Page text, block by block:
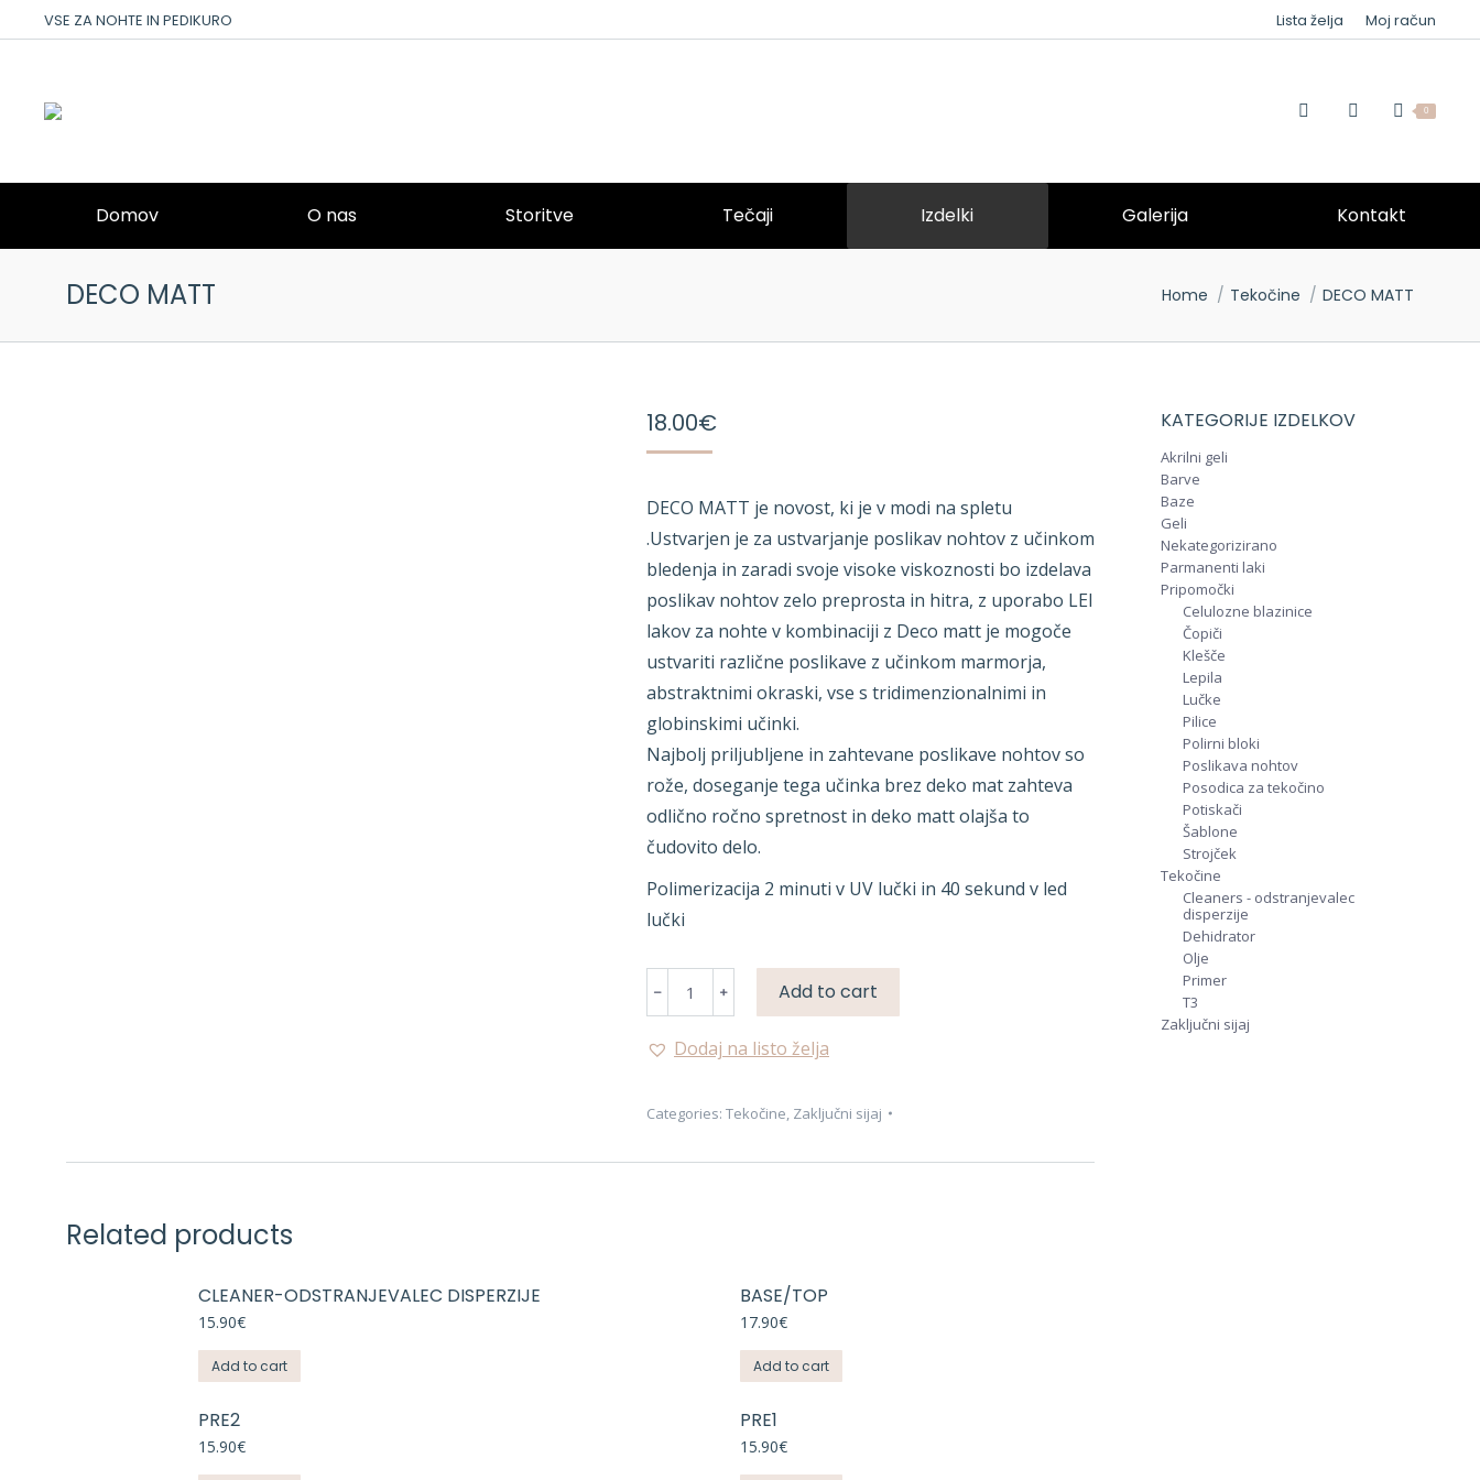
VSE ZA NOHTE IN PEDIKURO Lista želja Moj račun
0
Domov O nas Storitve Tečaji Izdelki Galerija Kontakt
DECO MATT You are here:
Home Tekočine DECO MATT
18.00€
DECO MATT je novost, ki je v modi na spletu
.Ustvarjen je za ustvarjanje poslikav nohtov z učinkom
bledenja in zaradi svoje visoke viskoznosti bo izdelava
poslikav nohtov zelo preprosta in hitra, z uporabo LEI
lakov za nohte v kombinaciji z Deco matt je mogoče
ustvariti različne poslikave z učinkom marmorja,
abstraktnimi okraski, vse s tridimenzionalnimi in
globinskimi učinki.
Najbolj priljubljene in zahtevane poslikave nohtov so
rože, doseganje tega učinka brez deko mat zahteva
odlično ročno spretnost in deko matt olajša to
čudovito delo.
Polimerizacija 2 minuti v UV lučki in 40 sekund v led
lučki
DECO
MATT
quantity
Add to cart
Dodaj na listo želja
Categories: Tekočine, Zaključni sijaj
Related products
CLEANER-ODSTRANJEVALEC DISPERZIJE
15.90€
Add to cart
BASE/TOP
17.90€
Add to cart
PRE2
15.90€
PRE1
15.90€
KATEGORIJE IZDELKOV
Akrilni geli
Barve
Baze
Geli
Nekategorizirano
Parmanenti laki
Pripomočki
Celulozne blazinice
Čopiči
Klešče
Lepila
Lučke
Pilice
Polirni bloki
Poslikava nohtov
Posodica za tekočino
Potiskači
Šablone
Strojček
Tekočine
Cleaners - odstranjevalec
disperzije
Dehidrator
Olje
Primer
T3
Zaključni sijaj